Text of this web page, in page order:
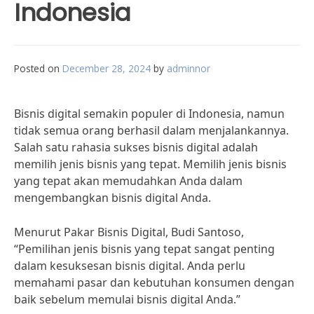
Indonesia
Posted on December 28, 2024 by adminnor
Bisnis digital semakin populer di Indonesia, namun
tidak semua orang berhasil dalam menjalankannya.
Salah satu rahasia sukses bisnis digital adalah
memilih jenis bisnis yang tepat. Memilih jenis bisnis
yang tepat akan memudahkan Anda dalam
mengembangkan bisnis digital Anda.
Menurut Pakar Bisnis Digital, Budi Santoso,
“Pemilihan jenis bisnis yang tepat sangat penting
dalam kesuksesan bisnis digital. Anda perlu
memahami pasar dan kebutuhan konsumen dengan
baik sebelum memulai bisnis digital Anda.”